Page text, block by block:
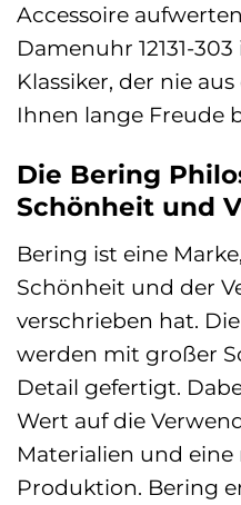
Accessoire
Damenuhr 12131-
Klassiker, der nie
Ihnen lange Freude
Die Bering
Schönheit und
Bering ist eine
Schönheit und der
verschrieben hat.
werden mit großer
Detail gefertigt.
Wert auf die
Materialien und
Produktion. Bering